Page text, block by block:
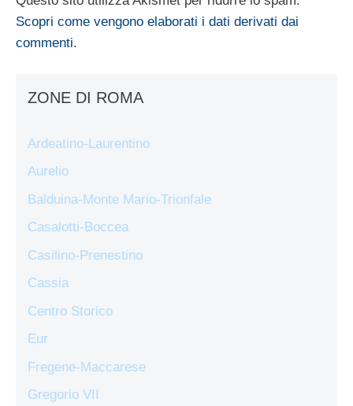
Scopri come vengono elaborati i dati derivati dai
commenti.
ZONE DI ROMA
Ardeatino-Laurentino
Aurelio
Balduina-Monte Mario-Trionfale
Casalotti-Boccea
Casilino-Prenestino
Cassia
Centro Storico
Eur
Fregene-Maccarese
Gregorio VII